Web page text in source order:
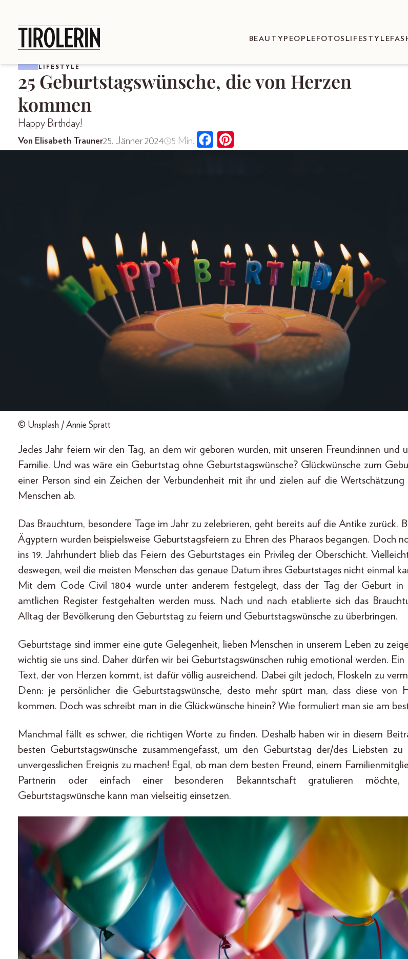
BEAUTY PEOPLE FOTOS LIFESTYLE
LIFESTYLE
25 Geburtstagswünsche, die von Herzen
kommen
Happy Birthday!
Von Elisabeth Trauner25. Jänner 2024 5 Min.
© Unsplash / Annie Spratt
Jedes Jahr feiern wir den Tag, an dem wir geboren wurden, mit unseren Freund:innen und
Familie. Und was wäre ein Geburtstag ohne Geburtstagswünsche? Glückwünsche zum
einer Person sind ein Zeichen der Verbundenheit mit ihr und zielen auf die Wertschätzung
Menschen ab.
Das Brauchtum, besondere Tage im Jahr zu zelebrieren, geht bereits auf die Antike zurück.
Ägyptern wurden beispielsweise Geburtstagsfeiern zu Ehren des Pharaos begangen. Doch
ins 19. Jahrhundert blieb das Feiern des Geburtstages ein Privileg der Oberschicht.
deswegen, weil die meisten Menschen das genaue Datum ihres Geburtstages nicht einmal
Mit dem Code Civil 1804 wurde unter anderem festgelegt, dass der Tag der Geburt in
amtlichen Register festgehalten werden muss. Nach und nach etablierte sich das
Alltag der Bevölkerung den Geburtstag zu feiern und Geburtstagswünsche zu überbringen.
Geburtstage sind immer eine gute Gelegenheit, lieben Menschen in unserem Leben zu
wichtig sie uns sind. Daher dürfen wir bei Geburtstagswünschen ruhig emotional werden. Ein
Text, der von Herzen kommt, ist dafür völlig ausreichend. Dabei gilt jedoch, Floskeln zu
Denn: je persönlicher die Geburtstagswünsche, desto mehr spürt man, dass diese von
kommen. Doch was schreibt man in die Glückwünsche hinein? Wie formuliert man sie am
Manchmal fällt es schwer, die richtigen Worte zu finden. Deshalb haben wir in diesem
besten Geburtstagswünsche zusammengefasst, um den Geburtstag der/des Liebsten zu
unvergesslichen Ereignis zu machen! Egal, ob man dem besten Freund, einem
Partnerin oder einfach einer besonderen Bekanntschaft gratulieren möchte,
Geburtstagswünsche kann man vielseitig einsetzen.